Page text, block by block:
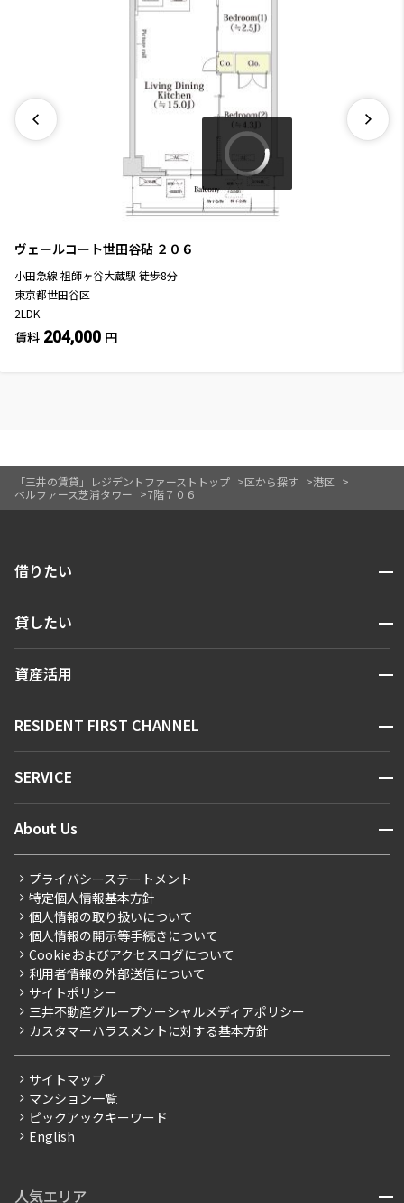
「三井の賃貸」レジデントファーストトップ 区から探す
港区
ベルファース芝浦タワー
7階７０６
ヴェールコート世田谷砧 ２０６
小田急線 祖師ヶ谷大蔵駅 徒歩8分
東京都世田谷区
2LDK
賃料 204,000 円
借りたい 開閉
人気エリアから探す
新着情報から探す
新着募集情報
こだわりから探す
こだわり一覧
プレミアムマンション
新築
当社限定（港区・渋谷区）
当社限定（港区・渋谷区以外）
三井不動産企画
賃料改定
フリーレント
ペット可
ブランドマンション
貸したい 開閉
お問い合わせ
資産活用 開閉
お問い合わせ
RESIDENT FIRST CHANNEL 開閉
マンションレポート
住まいのコラム
SERVICE 開閉
会員ページ
ご入居・提携サービス
お部屋探しからご契約まで
よくあるご質問
社宅紹介
【仲介会社様向け】当社仲介事業部取り扱い物件入居申込
About Us 開閉
会社情報
事業案内
採用情報
ニュースリリース
お問い合わせ
プライバシーステートメント
特定個人情報基本方針
個人情報の取り扱いについて
個人情報の開示等手続きについて
Cookieおよびアクセスログについて
利用者情報の外部送信について
サイトポリシー
三井不動産グループソーシャルメディアポリシー
カスタマーハラスメントに対する基本方針
サイトマップ
マンション一覧
ピックアックキーワード
English
人気エリア 開閉